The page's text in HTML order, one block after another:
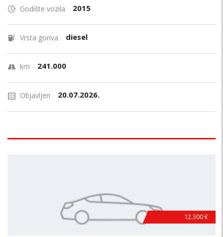
Godište vozila 2015
Vrsta goriva diesel
km 241.000
Objavljen 20.07.2026.
12.300 €